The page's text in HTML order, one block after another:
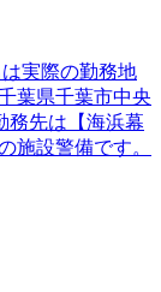
実際の勤務地
葉県千葉市中央
務先は【海浜幕
施設警備です。